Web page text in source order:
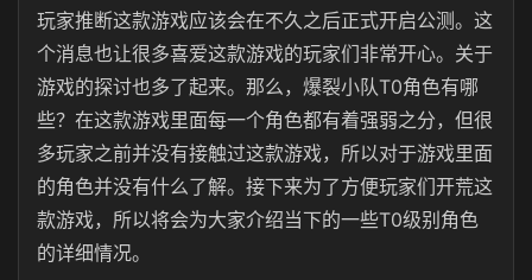
玩家推断这款游戏应该会在不久之后正式开启公测。这
个消息也让很多喜爱这款游戏的玩家们非常开心。关于
游戏的探讨也多了起来。那么，爆裂小队T0角色有哪
些？在这款游戏里面每一个角色都有着强弱之分，但很
多玩家之前并没有接触过这款游戏，所以对于游戏里面
的角色并没有什么了解。接下来为了方便玩家们开荒这
款游戏，所以将会为大家介绍当下的一些T0级别角色
的详细情况。